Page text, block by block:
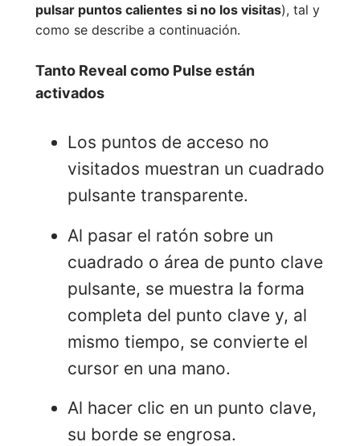
pulsar puntos calientes si no los visitas), tal y
como se describe a continuación.
Tanto Reveal como Pulse están
activados
Los puntos de acceso no
visitados muestran un cuadrado
pulsante transparente.
Al pasar el ratón sobre un
cuadrado o área de punto clave
pulsante, se muestra la forma
completa del punto clave y, al
mismo tiempo, se convierte el
cursor en una mano.
Al hacer clic en un punto clave,
su borde se engrosa.